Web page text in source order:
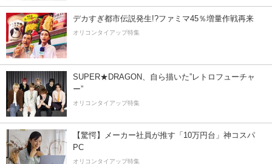
デカすぎ都市伝説発生!?ファミマ45％増量作戦再来
オリコンタイアップ特集
SUPER★DRAGON、自ら描いた”レトロフューチャ
ー”
オリコンタイアップ特集
【驚愕】メーカー社員が推す「10万円台」神コスパ
PC
オリコンタイアップ特集